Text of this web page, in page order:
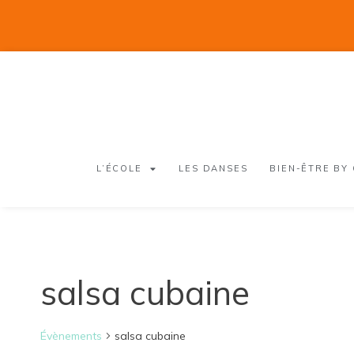
L’ÉCOLE LES DANSES BIEN-ÊTRE BY
salsa cubaine
Évènements salsa cubaine